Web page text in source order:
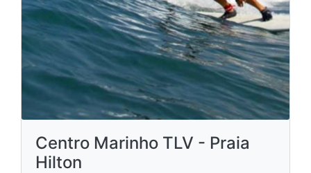
Centro Marinho TLV - Praia
Hilton